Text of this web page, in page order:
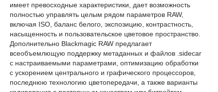
имеет превосходные характеристики, дает возможность
полностью управлять целым рядом параметров RAW,
включая ISO, баланс белого, экспозицию, контрастность,
насыщенность и пользовательское цветовое пространство.
Дополнительно Blackmagic RAW предлагает
всеобъемлющую поддержку метаданных и файлов .sidecar
с настраиваемыми параметрами, оптимизацию обработки
с ускорением центрального и графического процессоров,
последнюю технологию цветопередачи, а также варианты